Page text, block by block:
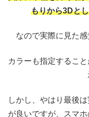
もりから3Dと
なので実際に見た
カラーも指定するこ
しかし、やはり最後
が良いですが、スマ